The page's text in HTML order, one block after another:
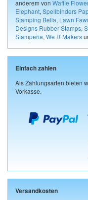
anderem von Waffle Flower
Elephant, Spellbinders
Stamping Bella, Lawn
Designs Rubber Stamps,
Stamperia, We R Makers
Einfach zahlen
Als Zahlungsarten bieten
Vorkasse.
Versandkosten